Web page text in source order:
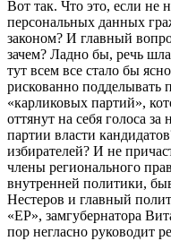
Вот так. Что это, если не
персональных данных
законом? И главный
зачем? Ладно бы, речь
тут всем все стало бы
рискованно подделывать
«карликовых партий»,
оттянут на себя голоса
партии власти
избирателей? И не
члены регионального
внутренней политики,
Нестеров и главный
«ЕР», замгубернатора
пор негласно руководит